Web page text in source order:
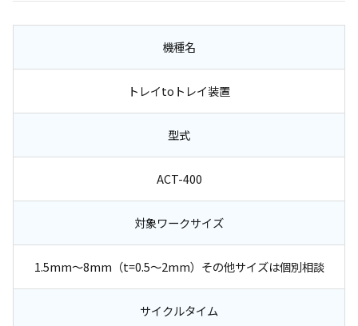
機種名
トレイtoトレイ装置
型式
ACT-400
対象ワークサイズ
1.5mm～8mm（t=0.5～2mm）その他サイズは個別相談
サイクルタイム